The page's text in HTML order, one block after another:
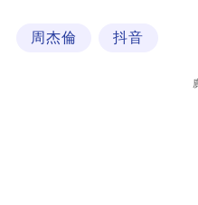
周杰倫 抖音